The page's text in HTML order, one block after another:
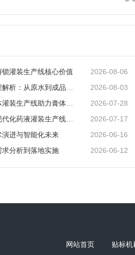
灌装生产线核心价值 2026-08-06
矿泉水灌装生产线全流程解析：从原水到成品的品质守护 2026-08-03
智能赋能精准生产，膏体灌装生产线助力膏体行业提质增效 2026-07-28
精准无菌、智能高效，现代化药液灌装生产线赋能制药行业升级 2026-07-17
进与智能化未来 2026-06-16
分析到落地实施 2026-06-12
网站首页 贴标机